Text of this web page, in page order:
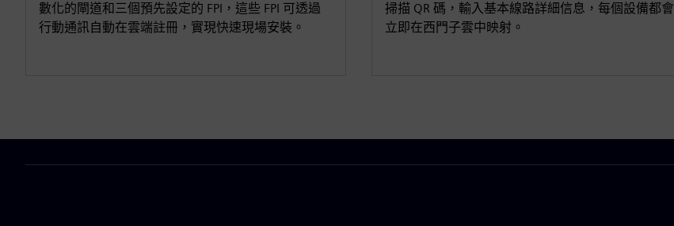
數化的閘道和三個預先設定的 FPI，這些 FPI 可透過
行動通訊自動在雲端註冊，實現快速現場安裝。
掃描 QR 碼，輸入基本線路詳細信息，每個設備都會
立即在西門子雲中映射。